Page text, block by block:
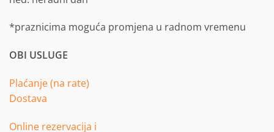
*praznicima moguća promjena u radnom vremenu
OBI USLUGE
Plaćanje (na rate)
Dostava
Online rezervacija i